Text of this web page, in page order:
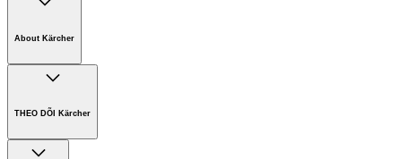
About Kärcher
Công ty Karcher
Tuyển dụng
Phát triển bền vững
Chính sách bảo hành các sản phẩm
THEO DÕI Kärcher